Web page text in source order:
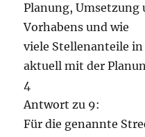
Planung, Umsetzung
Vorhabens und wie
viele Stellenanteile
aktuell mit der
4
Antwort zu 9:
Für die genannte